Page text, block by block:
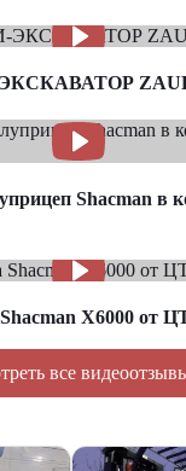
все
Shacman в
Х6000 от